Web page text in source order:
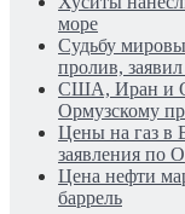
море
Судьбу
пролив,
США, Иран и
Ормузскому
Цены на газ в
заявления по
Цена нефти
баррель